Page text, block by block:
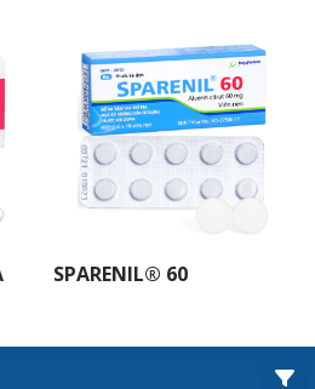
SPARENIL® 60